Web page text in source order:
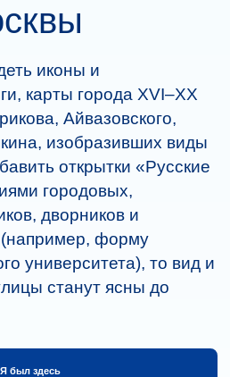
иконы и
карты города XVI–XX
Айвазовского,
изобразивших виды
открытки «Русские
городовых,
дворников и
форму
университета), то вид и
станут ясны до
Я был здесь